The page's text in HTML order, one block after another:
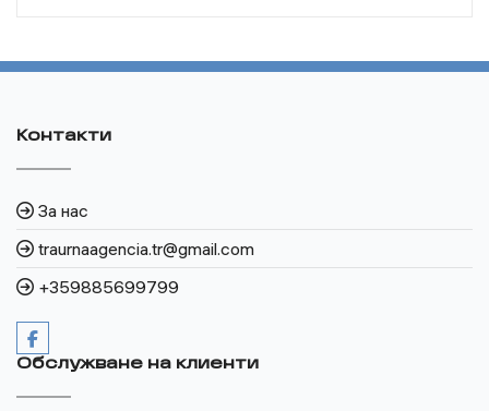
Контакти
За нас
traurnaagencia.tr@gmail.com
+359885699799
Обслужване на клиенти